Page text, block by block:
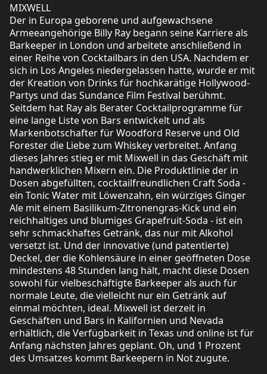
MIXWELL
Der in Europa geborene und aufgewachsene
Armeeangehörige Billy Ray begann seine Karriere als
Barkeeper in London und arbeitete anschließend in
einer Reihe von Cocktailbars in den USA. Nachdem er
sich in Los Angeles niedergelassen hatte, wurde er mit
der Kreation von Drinks für hochkarätige Hollywood-
Partys und das Sundance Film Festival berühmt.
Seitdem hat Ray als Berater Cocktailprogramme für
eine lange Liste von Bars entwickelt und als
Markenbotschafter für Woodford Reserve und Old
Forester die Liebe zum Whiskey verbreitet. Anfang
dieses Jahres stieg er mit Mixwell in das Geschäft mit
handwerklichen Mixern ein. Die Produktlinie der in
Dosen abgefüllten, cocktailfreundlichen Craft Soda -
ein Tonic Water mit Löwenzahn, ein würziges Ginger
Ale mit einem Basilikum-Zitronengras-Kick und ein
reichhaltiges und blumiges Grapefruit-Soda - ist ein
sehr schmackhaftes Getränk, das nur mit Alkohol
versetzt ist. Und der innovative (und patentierte)
Deckel, der die Kohlensäure in einer geöffneten Dose
mindestens 48 Stunden lang hält, macht diese Dosen
sowohl für vielbeschäftigte Barkeeper als auch für
normale Leute, die vielleicht nur ein Getränk auf
einmal möchten, ideal. Mixwell ist derzeit in
Geschäften und Bars in Kalifornien und Nevada
erhältlich, die Verfügbarkeit in Texas und online ist für
Anfang nächsten Jahres geplant. Oh, und 1 Prozent
des Umsatzes kommt Barkeepern in Not zugute.